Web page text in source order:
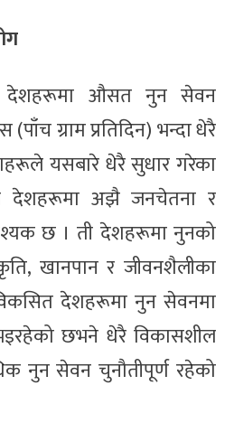
देशहरूमा औसत नुन सेवन
ग्राम प्रतिदिन) भन्दा धेरै
यसबारे धेरै सुधार गरेका
देशहरूमा अझै जनचेतना र
छ । ती देशहरूमा नुनको
खानपान र जीवनशैलीका
देशहरूमा नुन सेवनमा
छभने धेरै विकासशील
नुन सेवन चुनौतीपूर्ण रहेको